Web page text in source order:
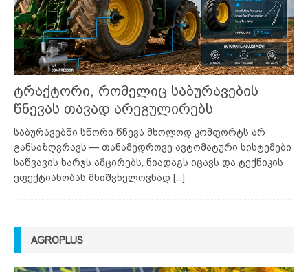
ტრაქტორი, რომელიც საბურავების
წნევას თავად არეგულირებს
საბურავებში სწორი წნევა მხოლოდ კომფორტს არ
განსაზღვრავს — თანამედროვე ავტომატური სისტემები
საწვავის ხარჯს ამცირებს, ნიადაგს იცავს და ტექნიკის
ეფექტიანობას მნიშვნელოვნად [...]
AGROPLUS